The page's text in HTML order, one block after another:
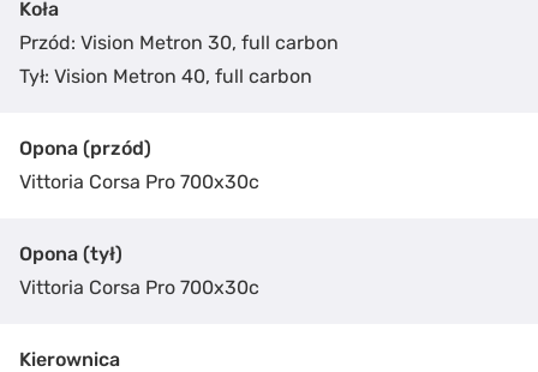
Koła
Przód: Vision Metron 30, full carbon
Tył: Vision Metron 40, full carbon
Opona (przód)
Vittoria Corsa Pro 700x30c
Opona (tył)
Vittoria Corsa Pro 700x30c
Kierownica